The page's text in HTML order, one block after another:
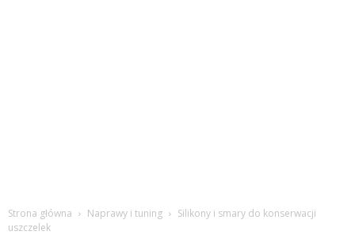
Strona główna Naprawy i tuning
Silikony i smary do konserwacji
uszczelek